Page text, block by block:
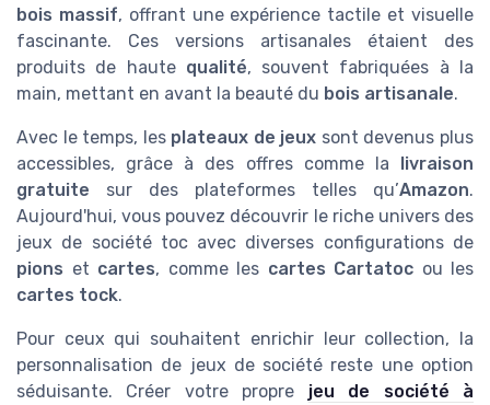
bois massif, offrant une expérience tactile et visuelle
fascinante. Ces versions artisanales étaient des
produits de haute qualité, souvent fabriquées à la
main, mettant en avant la beauté du bois artisanale.
Avec le temps, les plateaux de jeux sont devenus plus
accessibles, grâce à des offres comme la livraison
gratuite sur des plateformes telles qu’Amazon.
Aujourd'hui, vous pouvez découvrir le riche univers des
jeux de société toc avec diverses configurations de
pions et cartes, comme les cartes Cartatoc ou les
cartes tock.
Pour ceux qui souhaitent enrichir leur collection, la
personnalisation de jeux de société reste une option
séduisante. Créer votre propre jeu de société à